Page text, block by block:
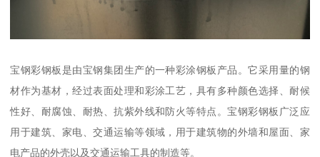
宝钢彩钢板是由宝钢集团生产的一种彩涂钢板产品。它采用量的钢
材作为基材，经过表面处理和彩涂工艺，具有多种颜色选择、耐候
性好、耐腐蚀、耐热、抗紫外线和防火等特点。宝钢彩钢板广泛应
用于建筑、家电、交通运输等领域，用于建筑物的外墙和屋面、家
电产品的外壳以及交通运输工具的制造等。